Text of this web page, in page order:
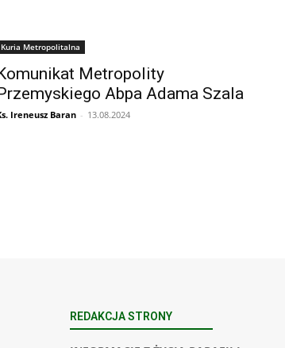
Kuria Metropolitalna
Metropolity
Abpa Adama Szala
Ireneusz Baran - 13.08.2024
REDAKCJA STRONY